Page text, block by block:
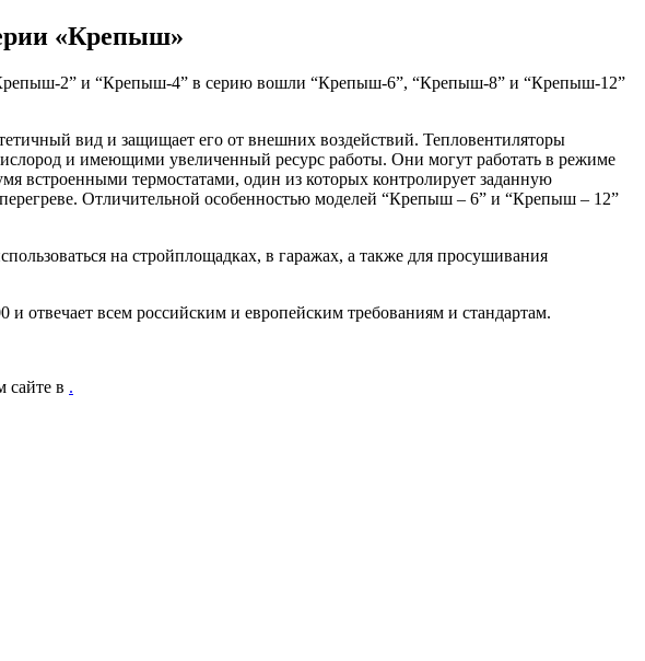
«Крепыш»
2” и “Крепыш-4” в серию вошли “Крепыш-6”, “Крепыш-8” и “Крепыш-12”
вид и защищает его от внешних воздействий. Тепловентиляторы
и имеющими увеличенный ресурс работы. Они могут работать в режиме
встроенными термостатами, один из которых контролирует заданную
Отличительной особенностью моделей “Крепыш – 6” и “Крепыш – 12”
на стройплощадках, в гаражах, а также для просушивания
и отвечает всем российским и европейским требованиям и стандартам.
сайте в .